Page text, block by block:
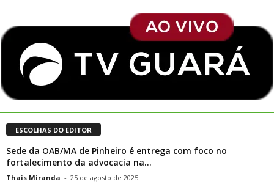
ESCOLHAS DO EDITOR
Sede da OAB/MA de Pinheiro é entrega com foco no
fortalecimento da advocacia na...
Thais Miranda - 25 de agosto de 2025